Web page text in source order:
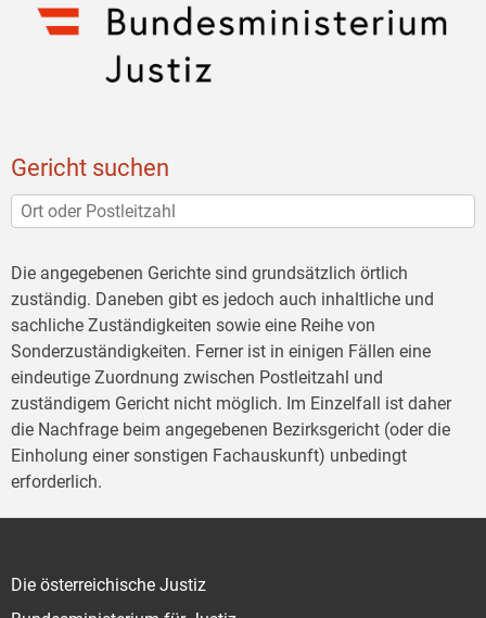
Gericht suchen
Die angegebenen Gerichte sind grundsätzlich örtlich
zuständig. Daneben gibt es jedoch auch inhaltliche und
sachliche Zuständigkeiten sowie eine Reihe von
Sonderzuständigkeiten. Ferner ist in einigen Fällen eine
eindeutige Zuordnung zwischen Postleitzahl und
zuständigem Gericht nicht möglich. Im Einzelfall ist daher
die Nachfrage beim angegebenen Bezirksgericht (oder die
Einholung einer sonstigen Fachauskunft) unbedingt
erforderlich.
Die österreichische Justiz